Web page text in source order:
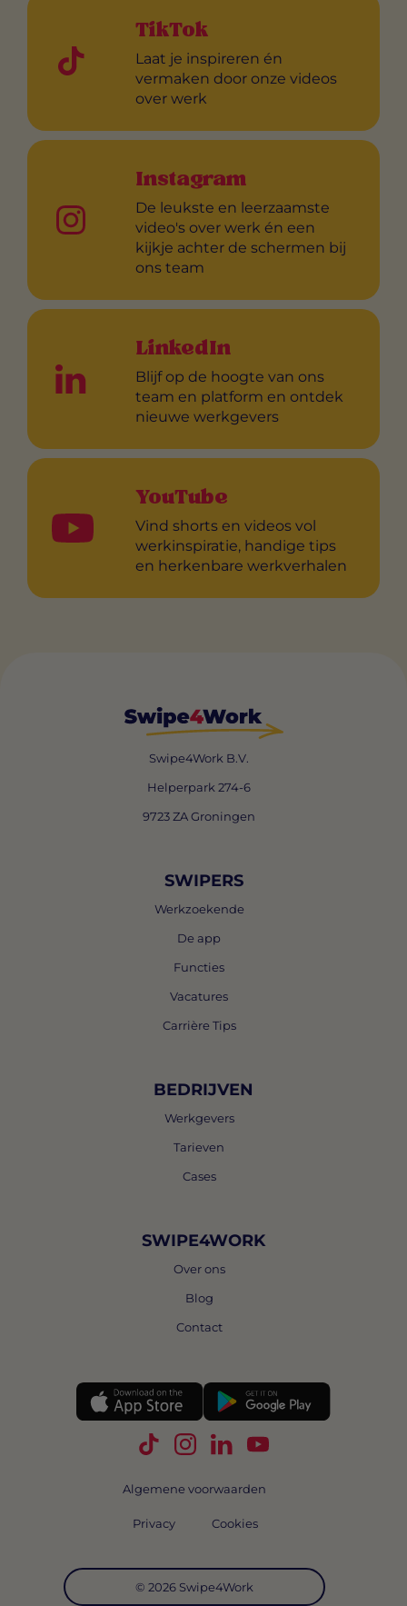
TikTok
Laat je inspireren én
vermaken door onze videos
over werk
Instagram
De leukste en leerzaamste
video's over werk én een
kijkje achter de schermen bij
ons team
LinkedIn
Blijf op de hoogte van ons
team en platform en ontdek
nieuwe werkgevers
YouTube
Vind shorts en videos vol
werkinspiratie, handige tips
en herkenbare werkverhalen
Swipe4Work B.V.
Helperpark 274-6
9723 ZA Groningen
SWIPERS
Werkzoekende
De app
Functies
Vacatures
Carrière Tips
BEDRIJVEN
Werkgevers
Tarieven
Cases
SWIPE4WORK
Over ons
Blog
Contact
Volg Swipe4Work op TikTok
Volg Swipe4Work op
Volg Swipe4Work op
Volg Swipe4Work
© 2026 Swipe4Work
Algemene voorwaarden
Privacy Cookies